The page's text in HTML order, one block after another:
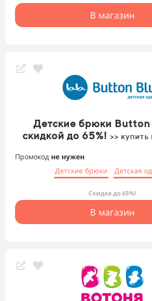
В магазин
Детские брюки Button
скидкой до 65%! >>
Промокод не нужен
Детские брюки
Детская
Скидка до 65%!
В магазин